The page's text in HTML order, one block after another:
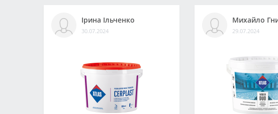
Ірина Ільченко
30.07.2024
Михайло
29.07.2024